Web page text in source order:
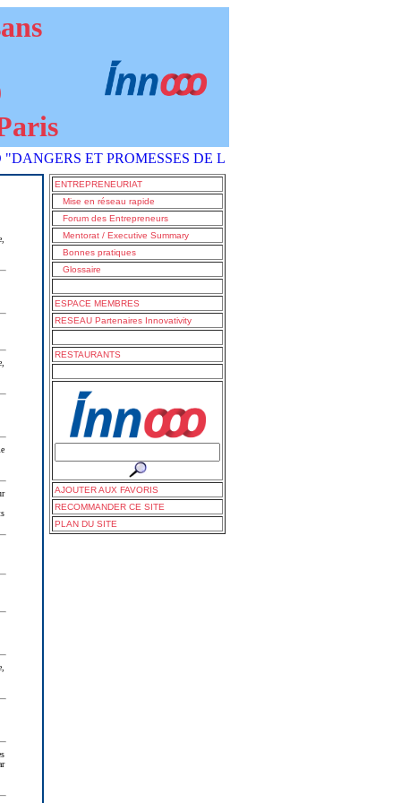
ET PROMESSES DE L'IA COMMENT S'EN SORTIR ?"
ENTREPRENEURIAT
Mise en réseau rapide
Forum des Entrepreneurs
Mentorat / Executive Summary
Bonnes pratiques
Glossaire
ESPACE MEMBRES
RESEAU Partenaires Innovativity
RESTAURANTS
AJOUTER AUX FAVORIS
RECOMMANDER CE SITE
PLAN DU SITE